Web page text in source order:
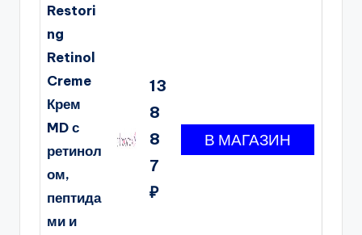
Restori
ng
Retinol
Creme
Крем
MD с
ретинол
ом,
пептида
ми и
13
8
8
7
₽